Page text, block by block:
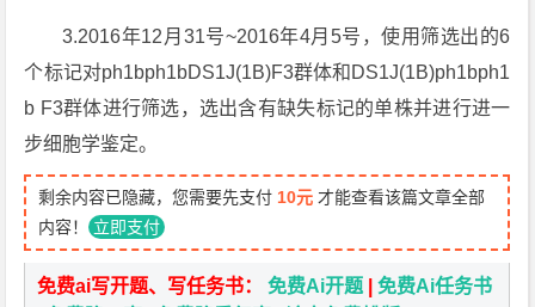
3.2016年12月31号~2016年4月5号，使用筛选出的6
个标记对ph1bph1bDS1J(1B)F3群体和DS1J(1B)ph1bph1
b F3群体进行筛选，选出含有缺失标记的单株并进行进一
步细胞学鉴定。
剩余内容已隐藏，您需要先支付 10元 才能查看该篇文章全部
内容！ 立即支付
免费ai写开题、写任务书：免费Ai开题 |免费Ai任务书